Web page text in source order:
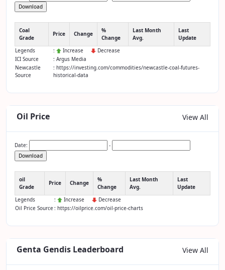
Download
Coal
Grade
Price Change
%
Change
Last Month
Avg.
Last
Update
Legends
: Increase
Decrease
ICI Source
: Argus Media
Newcastle
Source
: https://investing.com/commodities/newcastle-coal-futures-
historical-data
Oil Price View All
Date:
-
Download
oil
Grade
Price Change
%
Change
Last Month
Avg.
Last
Update
Legends
: Increase
Decrease
Oil Price Source : https://oilprice.com/oil-price-charts
Genta Gendis Leaderboard View All